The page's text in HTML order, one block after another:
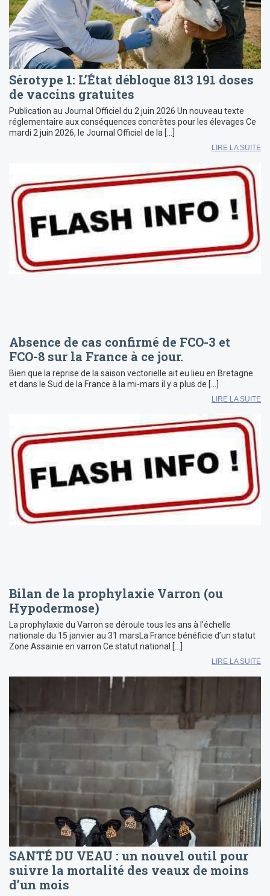
Sérotype 1: L’État débloque 813 191 doses
de vaccins gratuites
Publication au Journal Officiel du 2 juin 2026 Un nouveau texte
réglementaire aux conséquences concrètes pour les élevages Ce
mardi 2 juin 2026, le Journal Officiel de la […]
LIRE LA SUITE
Absence de cas confirmé de FCO-3 et
FCO-8 sur la France à ce jour.
Bien que la reprise de la saison vectorielle ait eu lieu en Bretagne
et dans le Sud de la France à la mi-mars il y a plus de […]
LIRE LA SUITE
Bilan de la prophylaxie Varron (ou
Hypodermose)
La prophylaxie du Varron se déroule tous les ans à l’échelle
nationale du 15 janvier au 31 marsLa France bénéficie d’un statut
Zone Assainie en varron.Ce statut national […]
LIRE LA SUITE
SANTÉ DU VEAU : un nouvel outil pour
suivre la mortalité des veaux de moins
d’un mois